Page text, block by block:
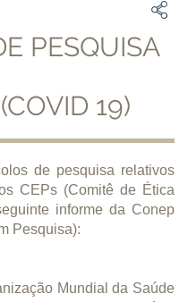
PESQUISA
19)
de pesquisa relativos
CEPs (Comitê de Ética
informe da Conep
Pesquisa):
Mundial da Saúde